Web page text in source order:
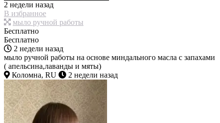
2 недели назад
В избранное
мыло ручной работы
Бесплатно
Бесплатно
2 недели назад
мыло ручной работы на основе миндального масла с запахами
( апельсина,лаванды и мяты)
Коломна, RU
2 недели назад